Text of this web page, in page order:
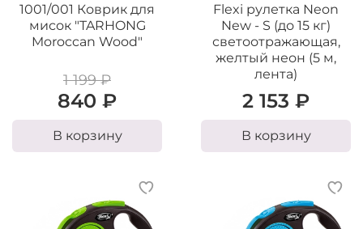
1001/001 Коврик для
мисок "TARHONG
Moroccan Wood"
1 199 ₽
840 ₽
В корзину
Flexi рулетка Neon
New - S (до 15 кг)
светоотражающая,
желтый неон (5 м,
лента)
2 153 ₽
В корзину